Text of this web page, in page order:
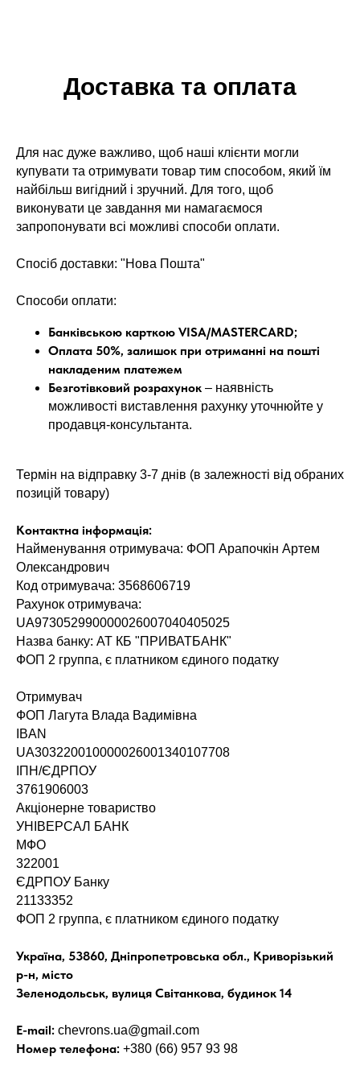
Доставка та оплата
Для нас дуже важливо, щоб наші клієнти могли
купувати та отримувати товар тим способом, який їм
найбільш вигідний і зручний. Для того, щоб
виконувати це завдання ми намагаємося
запропонувати всі можливі способи оплати.
Спосіб доставки: "Нова Пошта"
Способи оплати:
Банківською карткою VISA/MASTERCARD;
Оплата 50%, залишок при отриманні на пошті
накладеним платежем
Безготівковий розрахунок – наявність
можливості виставлення рахунку уточнюйте у
продавця-консультанта.
Термін на відправку 3-7 днів (в залежності від обраних
позицій товару)
Контактна інформація:
Найменування отримувача: ФОП Арапочкін Артем
Олександрович
Код отримувача: 3568606719
Рахунок отримувача:
UA973052990000026007040405025
Назва банку: АТ КБ "ПРИВАТБАНК"
ФОП 2 группа, є платником єдиного податку
Отримувач
ФОП Лагута Влада Вадимівна
IBAN
UA303220010000026001340107708
ІПН/ЄДРПОУ
3761906003
Акціонерне товариство
УНІВЕРСАЛ БАНК
МФО
322001
ЄДРПОУ Банку
21133352
ФОП 2 группа, є платником єдиного податку
Україна, 53860, Дніпропетровська обл., Криворізький
р-н, місто
Зеленодольськ, вулиця Світанкова, будинок 14
E-mail: chevrons.ua@gmail.com
Номер телефона: +380 (66) 957 93 98